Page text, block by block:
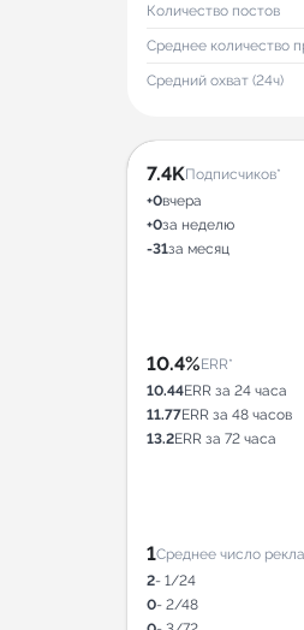
Количество постов
Среднее количество
Средний охват (24ч)
7.4KПодписчиков*
+0вчера
+0за неделю
-31за месяц
10.4%ERR*
10.44ERR за 24 часа
11.77ERR за 48 часов
13.2ERR за 72 часа
1Среднее число
2- 1/24
0- 2/48